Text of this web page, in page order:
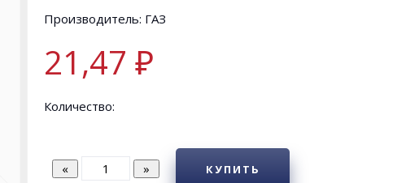
Производитель: ГАЗ
21,47 ₽
Количество:
КУПИТЬ